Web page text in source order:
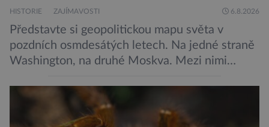
HISTORIE ZAJÍMAVOSTI 6.8.2026
Představte si geopolitickou mapu světa v
pozdních osmdesátých letech. Na jedné straně
Washington, na druhé Moskva. Mezi nimi
padesátkrát dokola, železná opona a miliony
vojáků v permanentní pohotovosti. A pak je tu
Donald Kendall, generální ředitel společnosti